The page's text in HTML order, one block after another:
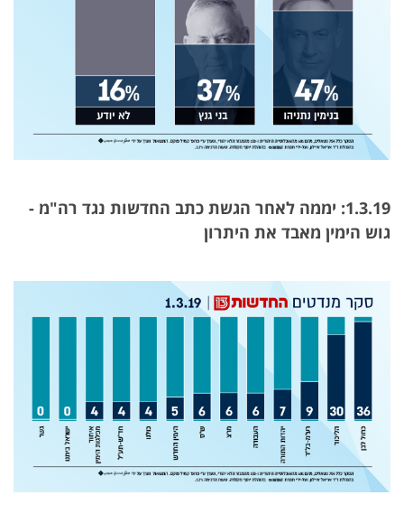
1.3.19: יממה לאחר הגשת כתב החדשות נגד רה"מ -
גוש הימין מאבד את היתרון